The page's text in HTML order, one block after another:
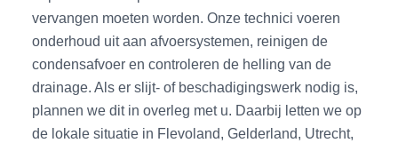
vervangen moeten worden. Onze technici voeren
onderhoud uit aan afvoersystemen, reinigen de
condensafvoer en controleren de helling van de
drainage. Als er slijt- of beschadigingswerk nodig is,
plannen we dit in overleg met u. Daarbij letten we op
de lokale situatie in Flevoland, Gelderland, Utrecht,